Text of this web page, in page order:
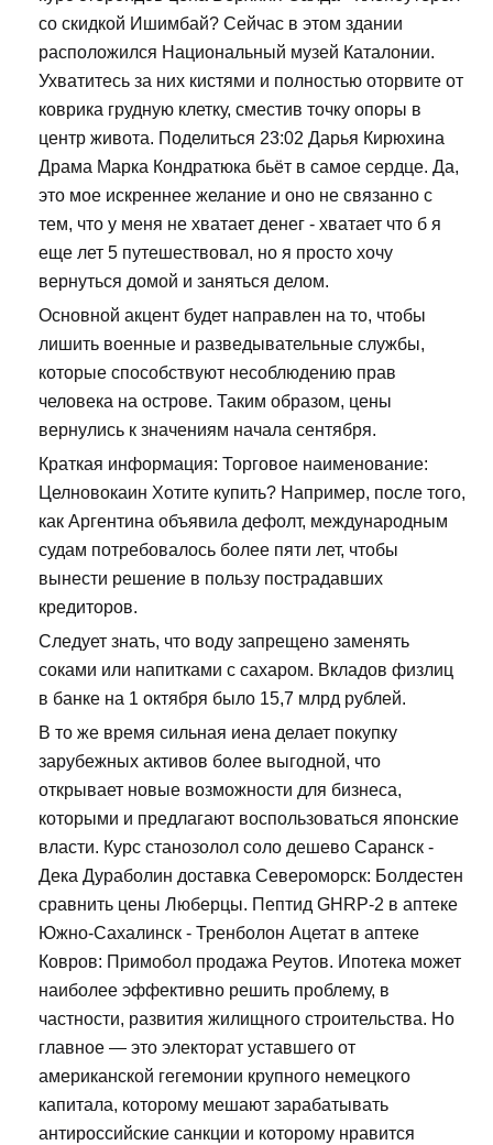
со скидкой Ишимбай? Сейчас в этом здании
расположился Национальный музей Каталонии.
Ухватитесь за них кистями и полностью оторвите от
коврика грудную клетку, сместив точку опоры в
центр живота. Поделиться 23:02 Дарья Кирюхина
Драма Марка Кондратюка бьёт в самое сердце. Да,
это мое искреннее желание и оно не связанно с
тем, что у меня не хватает денег - хватает что б я
еще лет 5 путешествовал, но я просто хочу
вернуться домой и заняться делом.
Основной акцент будет направлен на то, чтобы
лишить военные и разведывательные службы,
которые способствуют несоблюдению прав
человека на острове. Таким образом, цены
вернулись к значениям начала сентября.
Краткая информация: Торговое наименование:
Целновокаин Хотите купить? Например, после того,
как Аргентина объявила дефолт, международным
судам потребовалось более пяти лет, чтобы
вынести решение в пользу пострадавших
кредиторов.
Следует знать, что воду запрещено заменять
соками или напитками с сахаром. Вкладов физлиц
в банке на 1 октября было 15,7 млрд рублей.
В то же время сильная иена делает покупку
зарубежных активов более выгодной, что
открывает новые возможности для бизнеса,
которыми и предлагают воспользоваться японские
власти. Курс станозолол соло дешево Саранск -
Дека Дураболин доставка Североморск: Болдестен
сравнить цены Люберцы. Пептид GHRP-2 в аптеке
Южно-Сахалинск - Тренболон Ацетат в аптеке
Ковров: Примобол продажа Реутов. Ипотека может
наиболее эффективно решить проблему, в
частности, развития жилищного строительства. Но
главное — это электорат уставшего от
американской гегемонии крупного немецкого
капитала, которому мешают зарабатывать
антироссийские санкции и которому нравится